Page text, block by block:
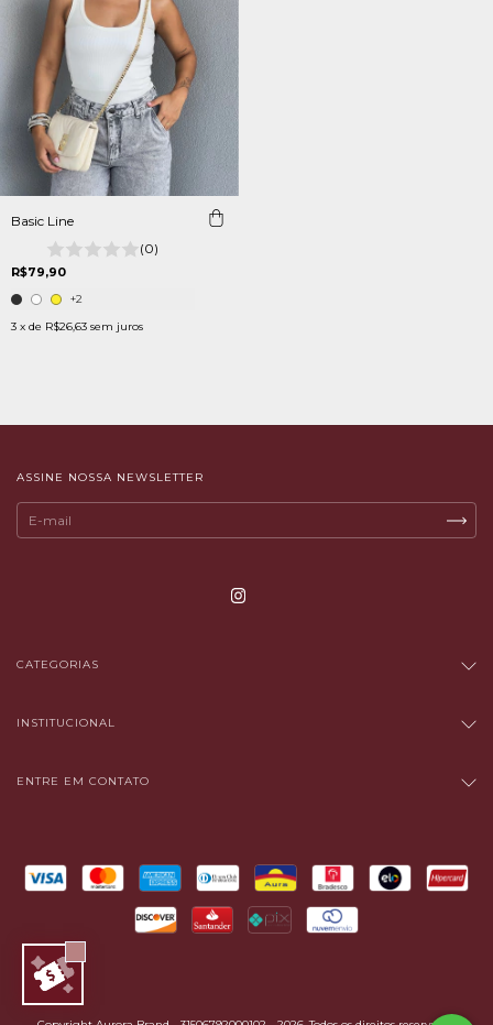
Basic Line
(0)
R$79,90
+2
3 x de R$26,63 sem juros
ASSINE NOSSA NEWSLETTER
CATEGORIAS
INSTITUCIONAL
ENTRE EM CONTATO